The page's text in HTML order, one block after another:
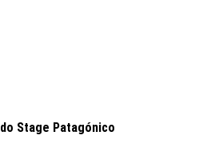
Stage Patagónico